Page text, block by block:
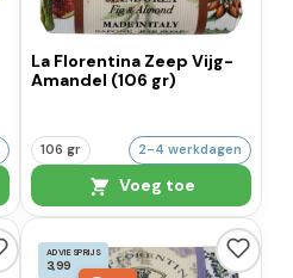
La Florentina Zeep Vijg-
Amandel (106 gr)
106 gr 2-4 werkdagen
Voeg toe
ADVIESPRIJS
3,99